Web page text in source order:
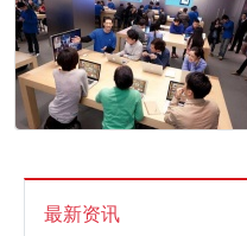
最新资讯